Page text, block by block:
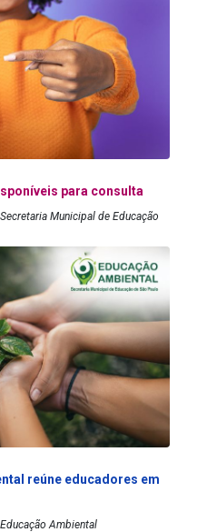
para consulta
Municipal de Educação
reúne educadores em
Ambiental